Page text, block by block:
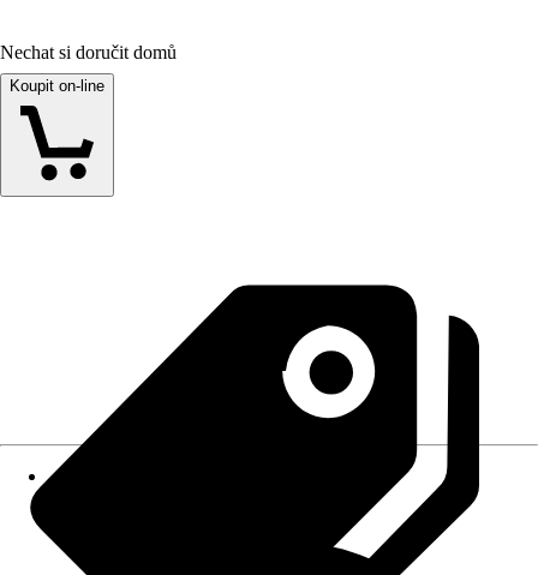
Nechat si doručit domů
Koupit on-line